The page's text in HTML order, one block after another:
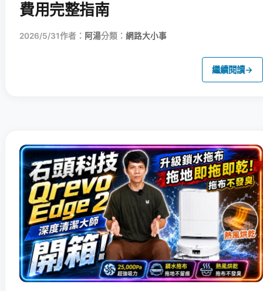
費用完整指南
2026/5/31作者： 阿湯分類： 網路大小事
繼續閱讀→